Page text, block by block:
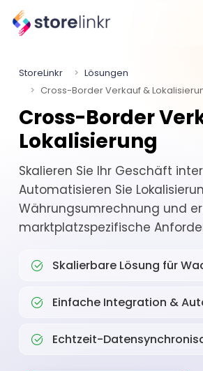
StoreLinkr
Lösungen
Cross-Border Verkauf &
Cross-Border
Lokalisierung
Skalieren Sie Ihr Geschäft
Automatisieren Sie
Währungsumrechnung und
marktplatzspezifische
Skalierbare Lösung für
Einfache Integration &
Echtzeit-